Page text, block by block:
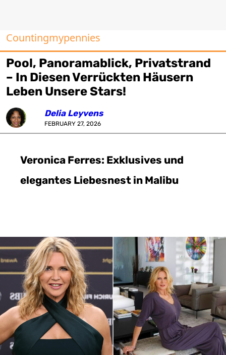
Countingmypennies
Pool, Panoramablick, Privatstrand
– In Diesen Verrückten Häusern
Leben Unsere Stars!
Delia Leyvens
FEBRUARY 27, 2026
Veronica Ferres: Exklusives und
elegantes Liebesnest in Malibu